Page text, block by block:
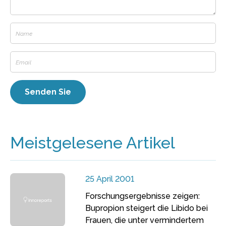
Meistgelesene Artikel
25 April 2001
Forschungsergebnisse zeigen:
Bupropion steigert die Libido bei
Frauen, die unter vermindertem